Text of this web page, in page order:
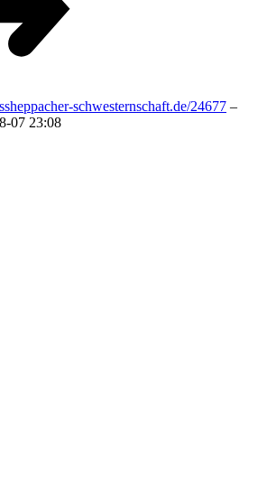
schwesternschaft.de/24677 –
07 23:08